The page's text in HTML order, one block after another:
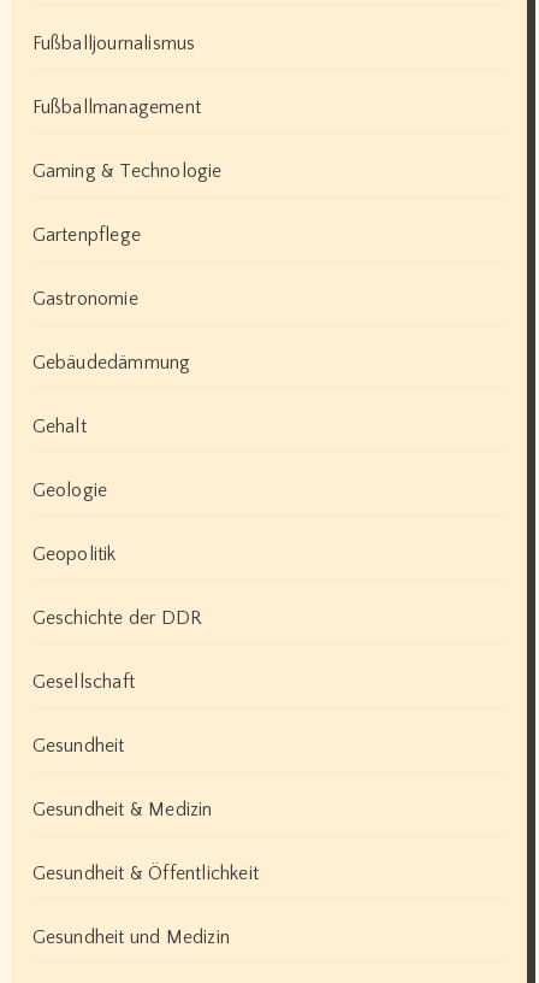
Fußballjournalismus
Fußballmanagement
Gaming & Technologie
Gartenpflege
Gastronomie
Gebäudedämmung
Gehalt
Geologie
Geopolitik
Geschichte der DDR
Gesellschaft
Gesundheit
Gesundheit & Medizin
Gesundheit & Öffentlichkeit
Gesundheit und Medizin